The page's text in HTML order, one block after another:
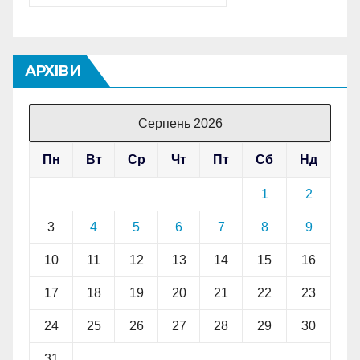
АРХІВИ
Серпень 2026
Пн Вт Ср Чт Пт Сб Нд
1 2
3 4 5 6 7 8 9
10 11 12 13 14 15 16
17 18 19 20 21 22 23
24 25 26 27 28 29 30